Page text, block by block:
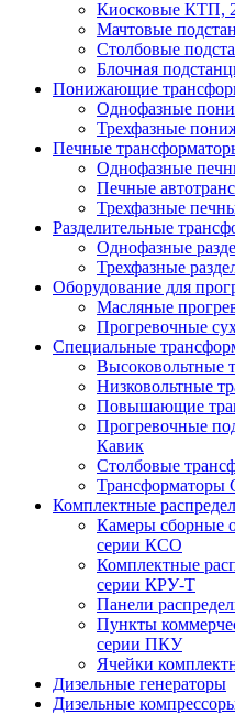
Киосковые КТП,
Мачтовые
Столбовые
Блочная
Понижающие
Однофазные
Трехфазные
Печные
Однофазные
Печные
Трехфазные
Разделительные
Однофазные
Трехфазные
Оборудование для
Масляные
Прогревочные
Специальные
Высоковольтные
Низковольтные
Повышающие
Прогревочные
Кавик
Столбовые
Трансформаторы
Комплектные
Камеры сборные
серии КСО
Комплектные
серии КРУ-Т
Панели
Пункты
серии ПКУ
Ячейки
Дизельные генераторы
Дизельные